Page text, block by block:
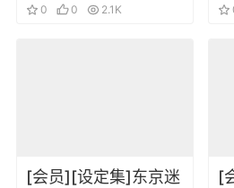
0
0 2.1K
[会员][设定集]东京迷
[